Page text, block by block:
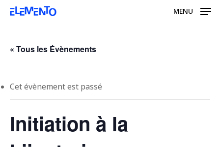
Skip
content
MENU
« Tous les Évènements
Cet évènement est passé
Initiation à la